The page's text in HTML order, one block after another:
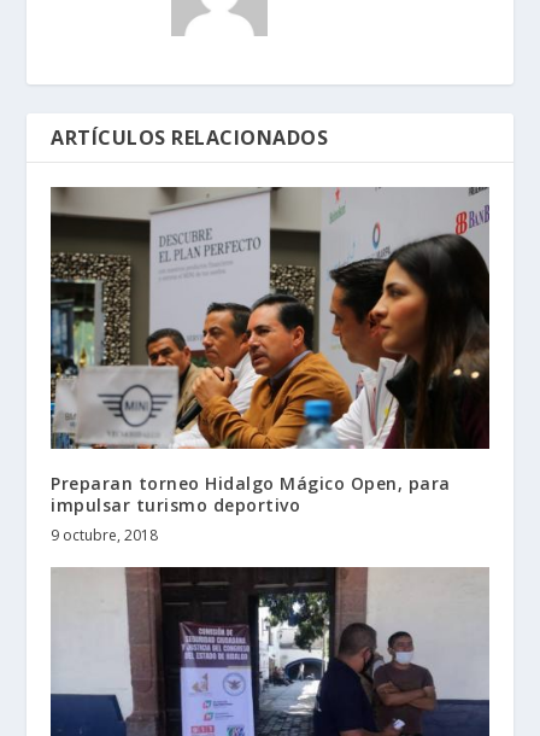
ARTÍCULOS RELACIONADOS
Preparan torneo Hidalgo Mágico Open, para
impulsar turismo deportivo
9 octubre, 2018